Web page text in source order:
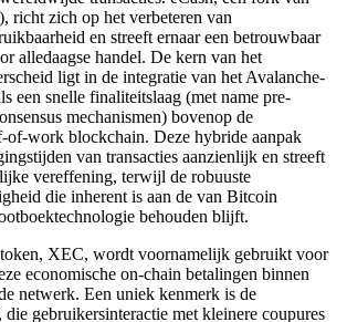
richt zich op het verbeteren van
en streeft ernaar een betrouwbaar
alledaagse handel. De kern van het
ligt in de integratie van het Avalanche-
een snelle finaliteitslaag (met name pre-
mechanismen) bovenop de
of-work blockchain. Deze hybride aanpak
van transacties aanzienlijk en streeft
vereffening, terwijl de robuuste
die inherent is aan de van Bitcoin
behouden blijft.
XEC, wordt voornamelijk gebruikt voor
economische on-chain betalingen binnen
netwerk. Een uniek kenmerk is de
gebruikersinteractie met kleinere coupures